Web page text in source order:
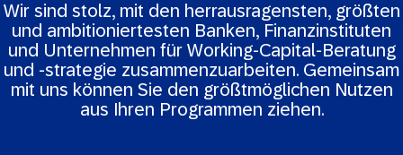
Wir sind stolz, mit den herrausragensten, größten
und ambitioniertesten Banken, Finanzinstituten
und Unternehmen für Working-Capital-Beratung
und -strategie zusammenzuarbeiten. Gemeinsam
mit uns können Sie den größtmöglichen Nutzen
aus Ihren Programmen ziehen.